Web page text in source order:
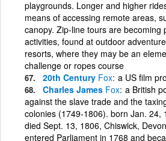
playgrounds. Longer and higher
means of accessing remote areas,
canopy. Zip-line tours are becoming
activities, found at outdoor
resorts, where they may be an
challenge or ropes course
20th Century Fox a US film
Charles James Fox a British
against the slave trade and the
colonies (1749-1806). born Jan. 24,
died Sept. 13, 1806, Chiswick,
entered Parliament in 1768 and